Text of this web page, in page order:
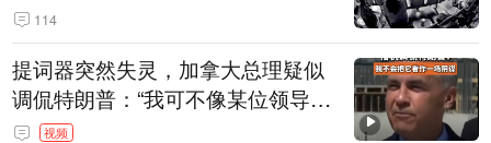
界人士：想“脱钩”并不容易
114
提词器突然失灵，加拿大总理疑似
调侃特朗普：“我可不像某位领导
人，把这当成一场阴谋”，全场哄笑
视频